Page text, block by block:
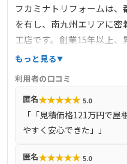
フカミナトリフォームは
を有し、南九州エリアに
工店です。創業15年以上、
自社職人による無料屋根・
寧な姿勢が信頼を集めてい
板金工事、カバー工法、
最長15年の保証＋アフタ
低価格ながら、品質・透
もっと見る
利用者の口コミ
匿名★★★★★ 5.0
「「見積価格121万円で
やすく安心できた」」
匿名★★★★★ 5.0